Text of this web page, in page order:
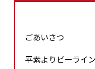
ごあいさつ
平素よりビーライ